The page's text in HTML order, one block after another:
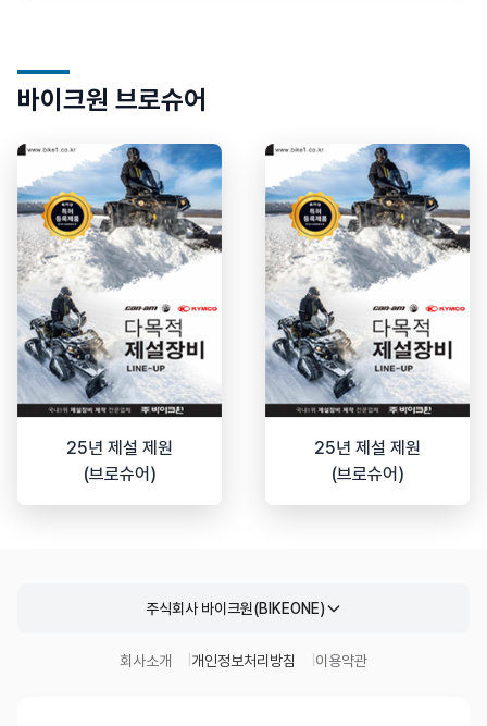
바이크원 브로슈어
25년 제설 제원
(브로슈어)
25년 제설 제원
(브로슈어)
주식회사 바이크원(BIKEONE)
회사소개 개인정보처리방침 이용약관